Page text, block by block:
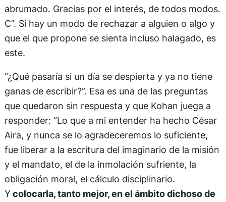
abrumado. Gracias por el interés, de todos modos.
C”. Si hay un modo de rechazar a alguien o algo y
que el que propone se sienta incluso halagado, es
este.
“¿Qué pasaría si un día se despierta y ya no tiene
ganas de escribir?”. Esa es una de las preguntas
que quedaron sin respuesta y que Kohan juega a
responder: “Lo que a mi entender ha hecho César
Aira, y nunca se lo agradeceremos lo suficiente,
fue liberar a la escritura del imaginario de la misión
y el mandato, el de la inmolación sufriente, la
obligación moral, el cálculo disciplinario.
Ycolocarla, tanto mejor, en el ámbito dichoso de